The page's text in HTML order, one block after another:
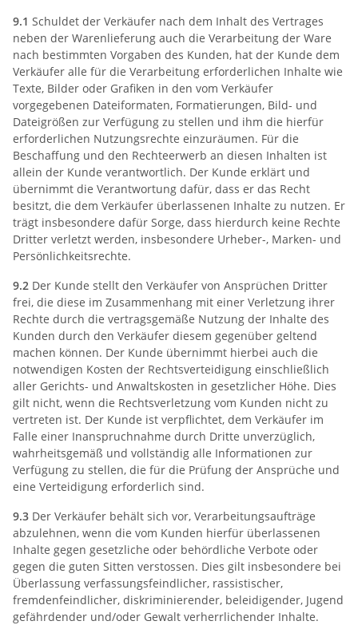
9.1 Schuldet der Verkäufer nach dem Inhalt des Vertrages
neben der Warenlieferung auch die Verarbeitung der Ware
nach bestimmten Vorgaben des Kunden, hat der Kunde dem
Verkäufer alle für die Verarbeitung erforderlichen Inhalte wie
Texte, Bilder oder Grafiken in den vom Verkäufer
vorgegebenen Dateiformaten, Formatierungen, Bild- und
Dateigrößen zur Verfügung zu stellen und ihm die hierfür
erforderlichen Nutzungsrechte einzuräumen. Für die
Beschaffung und den Rechteerwerb an diesen Inhalten ist
allein der Kunde verantwortlich. Der Kunde erklärt und
übernimmt die Verantwortung dafür, dass er das Recht
besitzt, die dem Verkäufer überlassenen Inhalte zu nutzen. Er
trägt insbesondere dafür Sorge, dass hierdurch keine Rechte
Dritter verletzt werden, insbesondere Urheber-, Marken- und
Persönlichkeitsrechte.
9.2 Der Kunde stellt den Verkäufer von Ansprüchen Dritter
frei, die diese im Zusammenhang mit einer Verletzung ihrer
Rechte durch die vertragsgemäße Nutzung der Inhalte des
Kunden durch den Verkäufer diesem gegenüber geltend
machen können. Der Kunde übernimmt hierbei auch die
notwendigen Kosten der Rechtsverteidigung einschließlich
aller Gerichts- und Anwaltskosten in gesetzlicher Höhe. Dies
gilt nicht, wenn die Rechtsverletzung vom Kunden nicht zu
vertreten ist. Der Kunde ist verpflichtet, dem Verkäufer im
Falle einer Inanspruchnahme durch Dritte unverzüglich,
wahrheitsgemäß und vollständig alle Informationen zur
Verfügung zu stellen, die für die Prüfung der Ansprüche und
eine Verteidigung erforderlich sind.
9.3 Der Verkäufer behält sich vor, Verarbeitungsaufträge
abzulehnen, wenn die vom Kunden hierfür überlassenen
Inhalte gegen gesetzliche oder behördliche Verbote oder
gegen die guten Sitten verstossen. Dies gilt insbesondere bei
Überlassung verfassungsfeindlicher, rassistischer,
fremdenfeindlicher, diskriminierender, beleidigender, Jugend
gefährdender und/oder Gewalt verherrlichender Inhalte.